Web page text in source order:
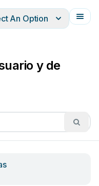
An Option
y de